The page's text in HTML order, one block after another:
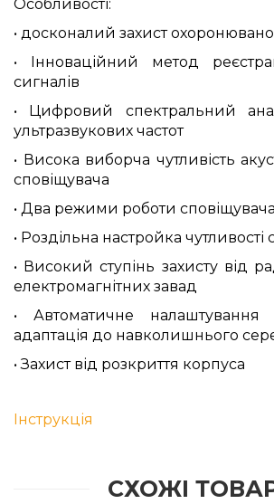
Особливості:
• досконалий захист
• Інноваційний метод
сигналів
• Цифровий спектральний
ультразвукових частот
• Висока виборча чутливість
сповіщувача
• Два режими роботи сповіщувача
• Роздільна настройка чутливості
• Високий ступінь захисту від
електромагнітних завад
• Автоматичне
адаптація до навколишнього
• Захист від розкриття корпуса
Інструкція
СХОЖІ